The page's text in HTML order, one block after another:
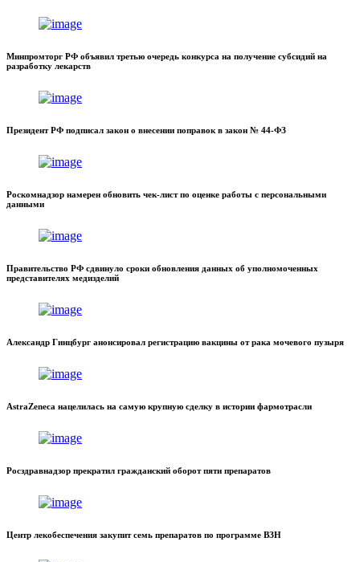
Минпромторг РФ объявил третью очередь конкурса на получение субсидий на
разработку лекарств
Президент РФ подписал закон о внесении поправок в закон № 44-ФЗ
Роскомнадзор намерен обновить чек-лист по оценке работы с персональными
данными
Правительство РФ сдвинуло сроки обновления данных об уполномоченных
представителях медизделий
Александр Гинцбург анонсировал регистрацию вакцины от рака мочевого пузыря
AstraZeneca нацелилась на самую крупную сделку в истории фармотрасли
Росздравнадзор прекратил гражданский оборот пяти препаратов
Центр лекобеспечения закупит семь препаратов по программе ВЗН